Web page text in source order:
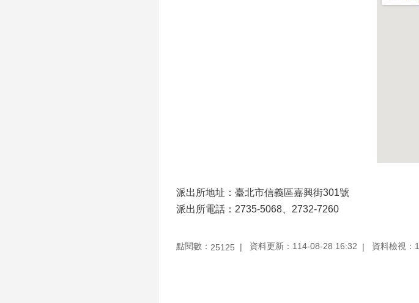
派出所地址：臺北市信義區嘉興街301號
派出所電話：2735-5068、2732-7260
點閱數： 25125 資料更新：114-08-28 16:32 資料檢視：